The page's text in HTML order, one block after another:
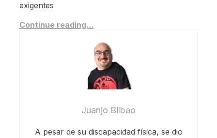
exigentes
Continue reading…
Juanjo Bilbao
A pesar de su discapacidad física, se dio